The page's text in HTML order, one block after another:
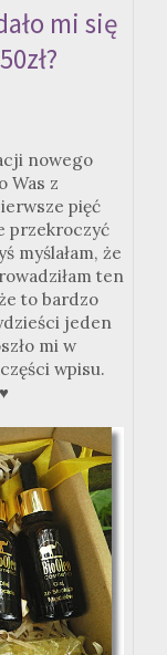
mi się
nowego
Was z
pięć
przekroczyć
myślałam, że
ten
to bardzo
jeden
mi w
wpisu.
♥